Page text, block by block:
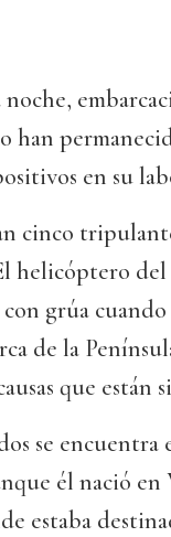
han
en su
cinco
helicóptero
grúa
de la
que están
se
él nació
estaba